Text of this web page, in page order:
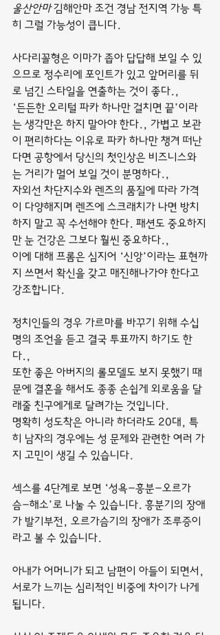
울산안마 김해안마 조건 경남 전지역 가능 특
히 그럴 가능성이 큽니다.
사다리꼴형은 이마가 좁아 답답해 보일 수 있
으므로 정수리에 포인트가 있고 앞머리를 뒤
로 넘긴 스타일을 연출하는 것이 좋다.,
‘든든한 오리털 파카 하나만 걸치면 끝’이라
는 생각만은 하지 말아야 한다., 가볍고 보관
이 편리하다는 이유로 파카 하나만 챙겨 떠난
다면 공항에서 당신의 첫인상은 비즈니스와
는 거리가 멀어 보일 것이 분명하다.,
자외선 차단지수와 렌즈의 품질에 따라 가격
이 다양해지며 렌즈에 스크래치가 나면 방치
하지 말고 꼭 수선해야 한다. 패션도 중요하지
만 눈 건강은 그보다 훨씬 중요하다.,
이에 대해 프롬은 심지어 ‘신앙’이라는 표현까
지 쓰면서 확신을 갖고 매진해나가야 한다고
강조합니다.
정치인들의 경우 가르마를 바꾸기 위해 수십
명의 조언을 듣고 결국 투표까지 하기도 한
다.,
또한 좋은 아버지의 롤모델도 보지 못했기 때
문에 결혼을 해서도 종종 손쉽게 외로움을 달
래줄 친구에게로 달려가는 것입니다.
명확히 성도착은 아니라 하더라도 20대, 특
히 남자의 경우에는 성 문제와 관련한 여러 가
지 고민이 생길 수 있습니다.
섹스를 4단계로 보면 ‘성욕-흥분-오르가
슴-해소’로 나눌 수 있습니다. 흥분기의 장애
가 발기부전, 오르가슴기의 장애가 조루증이
라고 볼 수 있습니다.
아내가 어머니가 되고 남편이 아들이 되면서,
서로가 느끼는 심리적인 비중에 차이가 나게
됩니다.